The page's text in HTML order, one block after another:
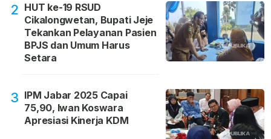
2 HUT ke-19 RSUD
Cikalongwetan, Bupati Jeje
Tekankan Pelayanan Pasien
BPJS dan Umum Harus
Setara
3 IPM Jabar 2025 Capai
75,90, Iwan Koswara
Apresiasi Kinerja KDM